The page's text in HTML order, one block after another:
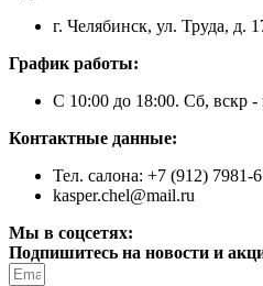
г. Челябинск, ул. Труда,
График работы:
С 10:00 до 18:00. Сб, вскр -
Контактные данные:
Тел. салона: +7 (912) 7981-
kasper.chel@mail.ru
Мы в соцсетях:
Подпишитесь на новости и